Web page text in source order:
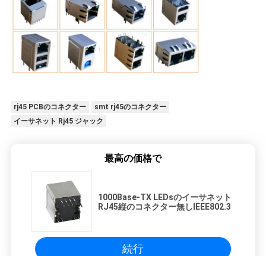
rj45 PCBのコネクター
smt rj45のコネクター
イーサネット Rj45 ジャック
最高の価格で
1000Base-TX LEDsのイーサネット
RJ45縦のコネクター無しIEEE802.3
続行